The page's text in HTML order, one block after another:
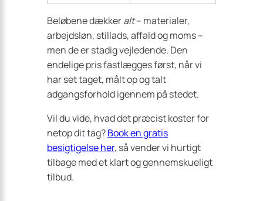
Beløbene dækkeralt– materialer,
arbejdsløn, stillads, affald og moms –
men de er stadig vejledende. Den
endelige pris fastlægges først, når vi
har set taget, målt op og talt
adgangsforhold igennem på stedet.
Vil du vide, hvad det præcist koster for
netop dit tag?Book en gratis
besigtigelse her, så vender vi hurtigt
tilbage med et klart og gennemskueligt
tilbud.